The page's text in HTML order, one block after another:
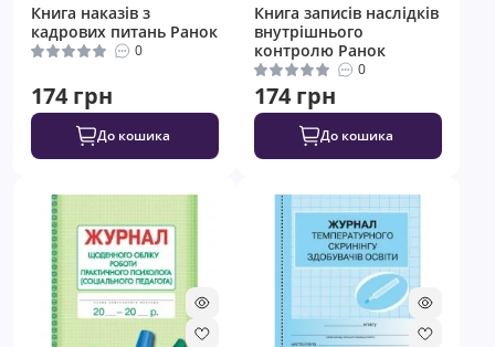
Книга наказів з
кадрових питань Ранок
0
174 грн
До кошика
Книга записів наслідків
внутрішнього
контролю Ранок
0
174 грн
До кошика